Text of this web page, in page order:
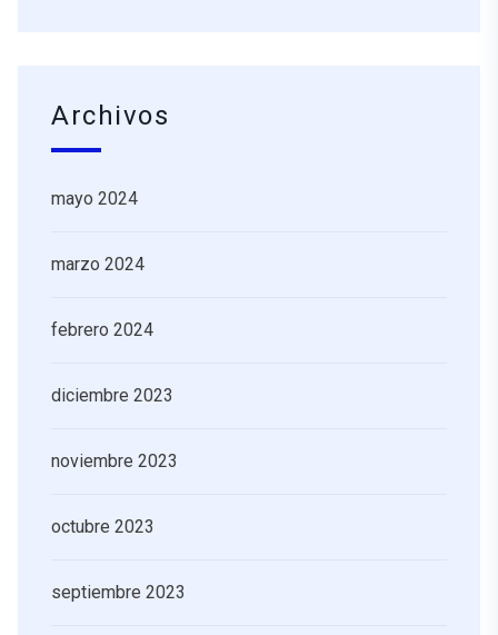
Archivos
mayo 2024
marzo 2024
febrero 2024
diciembre 2023
noviembre 2023
octubre 2023
septiembre 2023